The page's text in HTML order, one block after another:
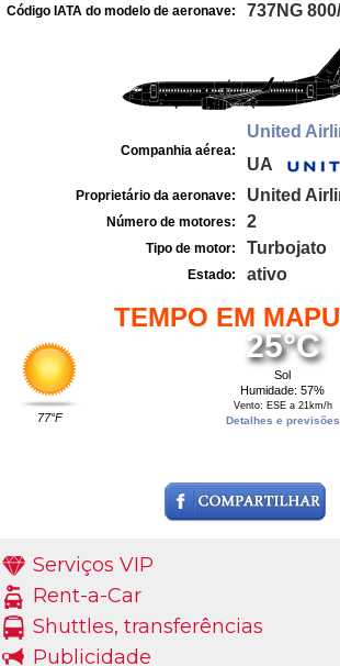
Código IATA do modelo de aeronave: 737NG
Companhia aérea:
United
UA
Proprietário da aeronave: United
Número de motores: 2
Tipo de motor: Turbojato
Estado: ativo
TEMPO EM
77°F
25°C
Sol
Humidade: 57%
Vento: ESE a 21km/h
Detalhes e previsões
Serviços VIP
Rent-a-Car
Shuttles, transferências
Publicidade